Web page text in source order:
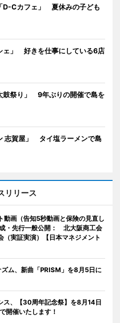
D-Cカフェ」 夏休みの子ども
ェ」 好きを仕事にしている6店
鼓祭り」 9年ぶりの開催で島を
志賀屋」 タイ塩ラーメンで島
リリース
動画（告知5秒動画と保険の見直し
・先行一般公開： 北大阪商工会
実証実演）【日本マネジメント
ム、新曲「PRISM」を8月5日に
ス、【30周年記念祭】を8月14日
開催いたします！